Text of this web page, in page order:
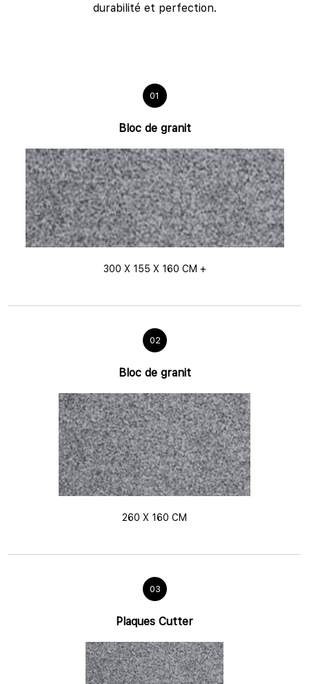
durabilité et perfection.
01
Bloc de granit
300 X 155 X 160 CM +
02
Bloc de granit
260 X 160 CM
03
Plaques Cutter